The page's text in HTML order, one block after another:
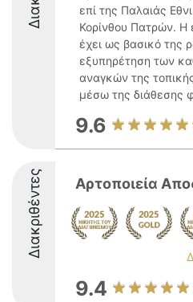
επί της Παλαιάς
Κορίνθου Πατρών. Η
έχει ως βασικό της
εξυπηρέτηση των
αναγκών της
μέσω της διάθεσης
9.6
Διακριθέντες Αρτοποιεία
9.4